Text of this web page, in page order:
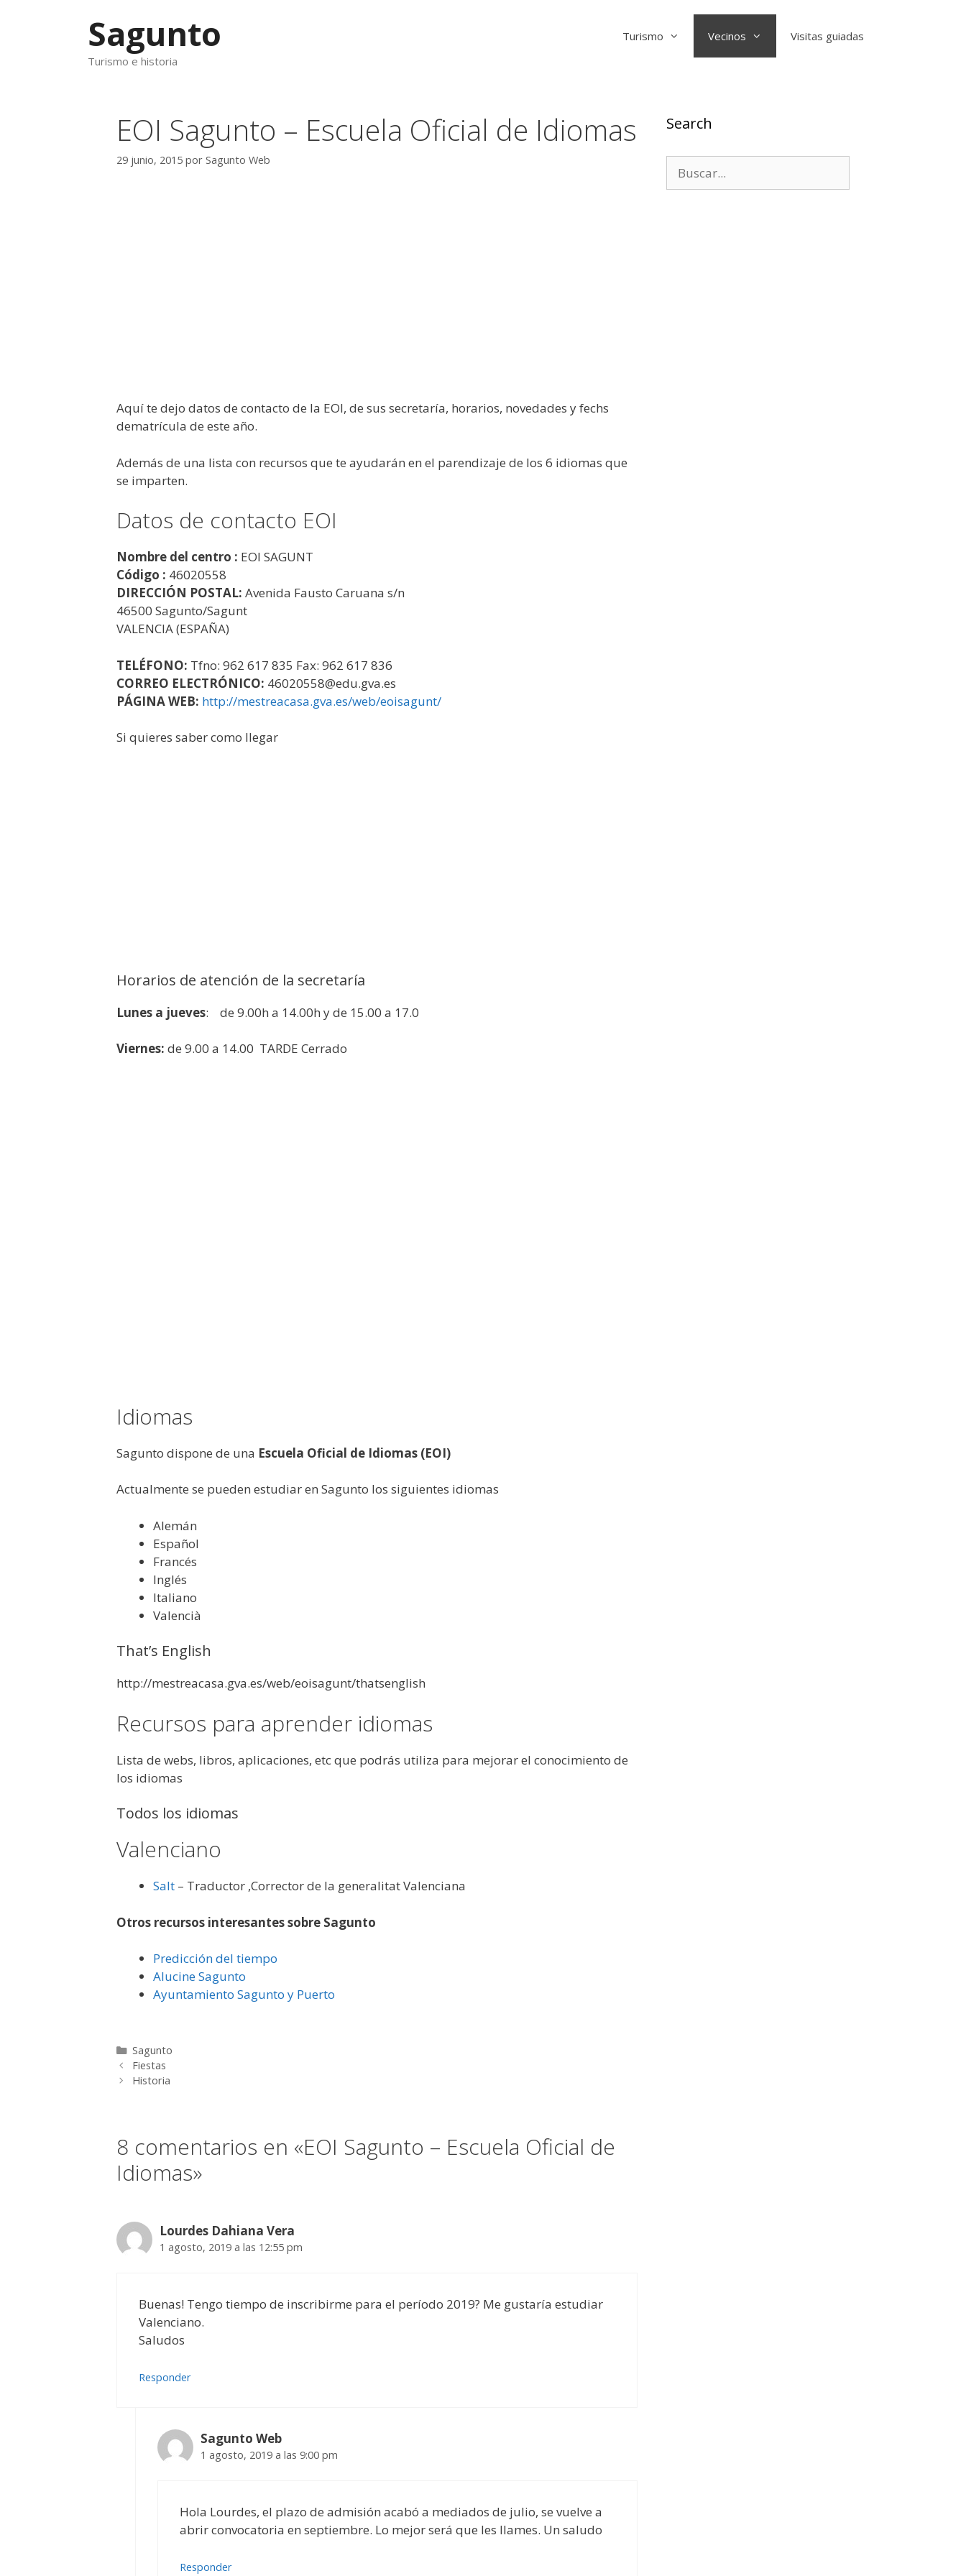
Sagunto
Turismo e historia
Turismo Vecinos Visitas guiadas
EOI Sagunto – Escuela Oficial de Idiomas
29 junio, 2015 por Sagunto Web
Aquí te dejo datos de contacto de la EOI, de sus secretaría, horarios, novedades y fechs
dematrícula de este año.
Además de una lista con recursos que te ayudarán en el parendizaje de los 6 idiomas que
se imparten.
Datos de contacto EOI
Nombre del centro : EOI SAGUNT
Código : 46020558
DIRECCIÓN POSTAL: Avenida Fausto Caruana s/n
46500 Sagunto/Sagunt
VALENCIA (ESPAÑA)
TELÉFONO: Tfno: 962 617 835 Fax: 962 617 836
CORREO ELECTRÓNICO: 46020558@edu.gva.es
PÁGINA WEB: http://mestreacasa.gva.es/web/eoisagunt/
Si quieres saber como llegar
Horarios de atención de la secretaría
Lunes a jueves: de 9.00h a 14.00h y de 15.00 a 17.0
Viernes: de 9.00 a 14.00 TARDE Cerrado
Idiomas
Sagunto dispone de una Escuela Oficial de Idiomas (EOI)
Actualmente se pueden estudiar en Sagunto los siguientes idiomas
Alemán
Español
Francés
Inglés
Italiano
Valencià
That’s English
http://mestreacasa.gva.es/web/eoisagunt/thatsenglish
Recursos para aprender idiomas
Lista de webs, libros, aplicaciones, etc que podrás utiliza para mejorar el conocimiento de
los idiomas
Todos los idiomas
Valenciano
Salt – Traductor ,Corrector de la generalitat Valenciana
Otros recursos interesantes sobre Sagunto
Predicción del tiempo
Alucine Sagunto
Ayuntamiento Sagunto y Puerto
Categorías
Sagunto
Fiestas
Historia
8 comentarios en «EOI Sagunto – Escuela Oficial de
Idiomas»
Lourdes Dahiana Vera
1 agosto, 2019 a las 12:55 pm
Buenas! Tengo tiempo de inscribirme para el período 2019? Me gustaría estudiar
Valenciano.
Saludos
Responder
Sagunto Web
1 agosto, 2019 a las 9:00 pm
Hola Lourdes, el plazo de admisión acabó a mediados de julio, se vuelve a
abrir convocatoria en septiembre. Lo mejor será que les llames. Un saludo
Responder
Search